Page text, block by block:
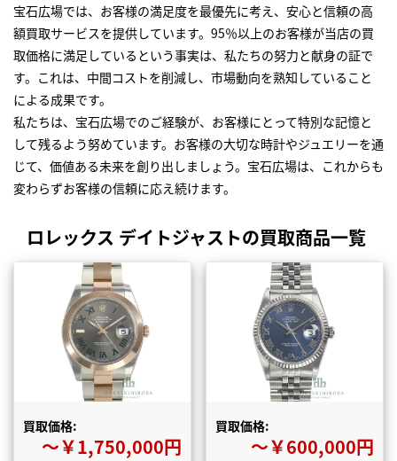
宝石広場では、お客様の満足度を最優先に考え、安心と信頼の高
額買取サービスを提供しています。95％以上のお客様が当店の買
取価格に満足しているという事実は、私たちの努力と献身の証で
す。これは、中間コストを削減し、市場動向を熟知していること
による成果です。
私たちは、宝石広場でのご経験が、お客様にとって特別な記憶と
して残るよう努めています。お客様の大切な時計やジュエリーを通
じて、価値ある未来を創り出しましょう。宝石広場は、これからも
変わらずお客様の信頼に応え続けます。
ロレックス デイトジャストの買取商品一覧
買取価格:
〜￥1,750,000円
買取価格:
〜￥600,000円